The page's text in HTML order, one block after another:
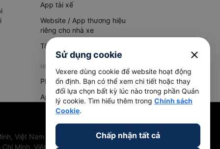
App tài xế
Website / App thương hiệu
riêng cho nhà xe
Tổng đài AI
HỆ THỐNG QUẢN LÝ HÀNG HOÁ
Phần mềm quản lý hàng hoá
App quản lý hàng hoá
Việt Nam
Minh, Việt Nam
Sử dụng cookie close
Vexere dùng cookie để website hoạt động
ổn định. Bạn có thể xem chi tiết hoặc thay
đổi lựa chọn bất kỳ lúc nào trong phần Quản
lý cookie. Tìm hiểu thêm trong Chính sách
Cookie.
Chấp nhận tất cả